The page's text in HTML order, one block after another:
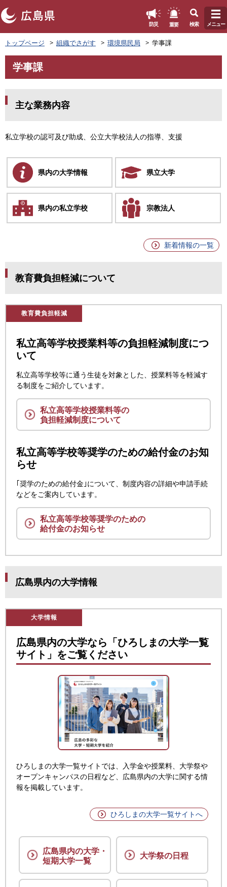
ペ
ー
ジ
先
防災 重要 検索 メニュー
トップページ 組織でさがす 環境県民局 学事課
文
学事課
主な業務内容
私立学校の認可及び助成、公立大学校法人の指導、支援
県内の大学情報 県立大学
県内の私立学校 宗教法人
新着情報の一覧
教育費負担軽減について
教育費負担軽減
私立高等学校授業料等の負担軽減制度につ
いて
私立高等学校等に通う生徒を対象とした、授業料等を軽減す
る制度をご紹介しています。
私立高等学校授業料等の
負担軽減制度について
私立高等学校等奨学のための給付金のお知
らせ
｢奨学のための給付金｣について、制度内容の詳細や申請手続
などをご案内しています。
私立高等学校等奨学のための
給付金のお知らせ
広島県内の大学情報
大学情報
広島県内の大学なら「ひろしまの大学一覧
サイト」をご覧ください
ひろしまの大学一覧サイトでは、入学金や授業料、大学祭や
オープンキャンパスの日程など、広島県内の大学に関する情
報を掲載しています。
ひろしまの大学一覧サイトへ
広島県内の大学・
短期大学一覧
大学祭の日程